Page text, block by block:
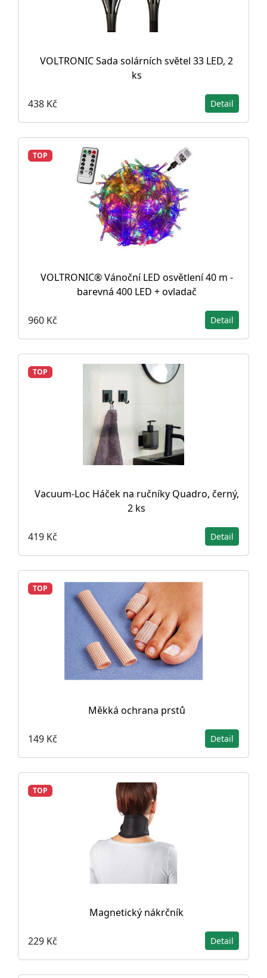
VOLTRONIC Sada solárních světel 33 LED, 2
ks
438 Kč Detail
TOP
VOLTRONIC® Vánoční LED osvětlení 40 m -
barevná 400 LED + ovladač
960 Kč Detail
TOP
Vacuum-Loc Háček na ručníky Quadro, černý,
2 ks
419 Kč Detail
TOP
Měkká ochrana prstů
149 Kč Detail
TOP
Magnetický nákrčník
229 Kč Detail